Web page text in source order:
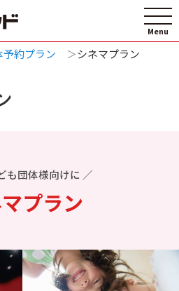
予約プラン シネマプラン
も団体様向けに ／
プラン